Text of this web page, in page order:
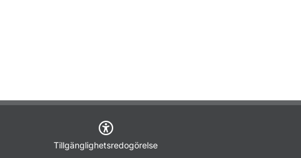
Tillgänglighetsredogörelse